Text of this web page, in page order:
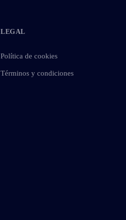
LEGAL
Política de cookies
Términos y condiciones